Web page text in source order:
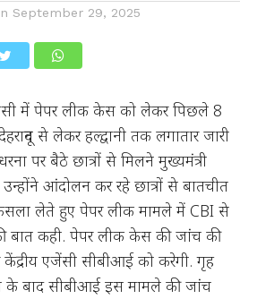
September 29, 2025
में पेपर लीक केस को लेकर पिछले 8
से लेकर हल्द्वानी तक लगातार जारी
पर बैठे छात्रों से मिलने मुख्यमंत्री
आंदोलन कर रहे छात्रों से बातचीत
लेते हुए पेपर लीक मामले में CBI से
बात कही. पेपर लीक केस की जांच की
केंद्रीय एजेंसी सीबीआई को करेगी. गृह
के बाद सीबीआई इस मामले की जांच